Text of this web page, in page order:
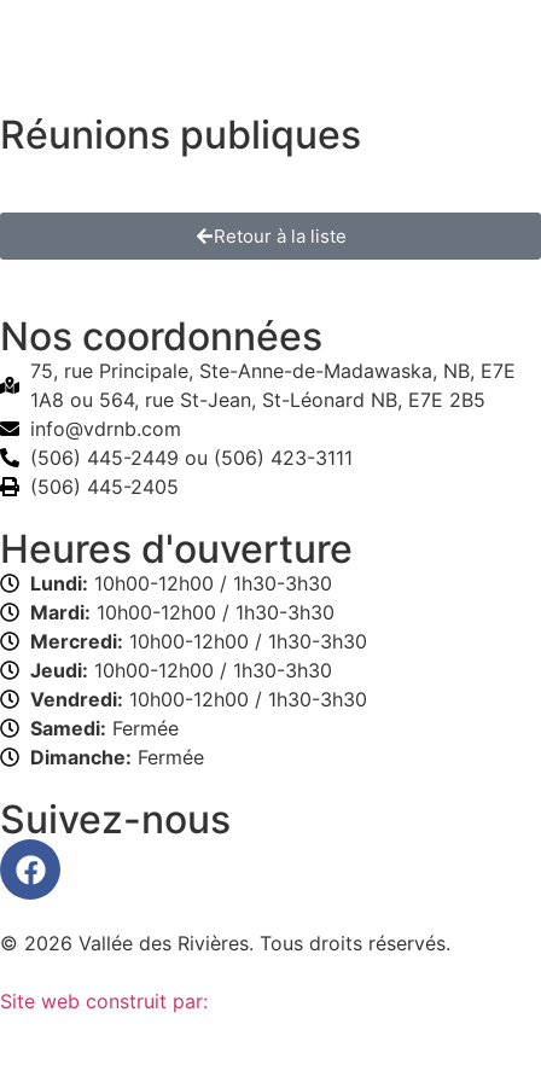
Réunions publiques
Retour à la liste
Nos coordonnées
75, rue Principale, Ste-Anne-de-Madawaska, NB, E7E
1A8 ou 564, rue St-Jean, St-Léonard NB, E7E 2B5
info@vdrnb.com
(506) 445-2449 ou (506) 423-3111
(506) 445-2405
Heures d'ouverture
Lundi: 10h00-12h00 / 1h30-3h30
Mardi: 10h00-12h00 / 1h30-3h30
Mercredi: 10h00-12h00 / 1h30-3h30
Jeudi: 10h00-12h00 / 1h30-3h30
Vendredi: 10h00-12h00 / 1h30-3h30
Samedi: Fermée
Dimanche: Fermée
Suivez-nous
© 2026 Vallée des Rivières. Tous droits réservés.
Site web construit par: